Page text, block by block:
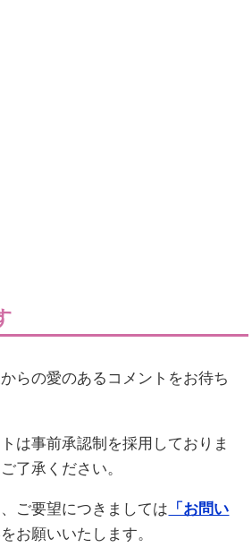
らの愛のあるコメントをお待ち
は事前承認制を採用しておりま
了承ください。
ご要望につきましては 「お問い
お願いいたします。